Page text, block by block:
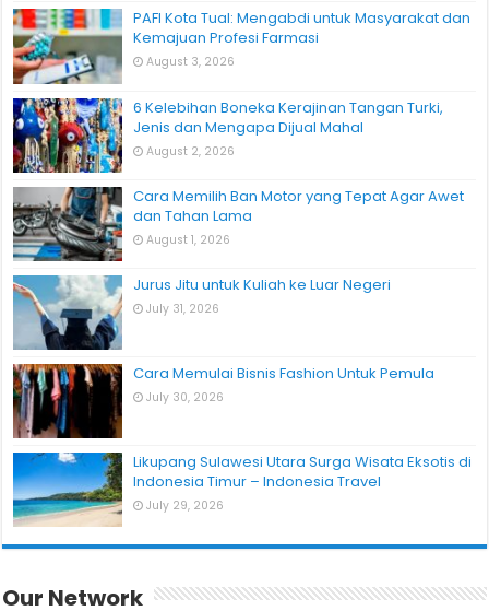
PAFI Kota Tual: Mengabdi untuk Masyarakat dan
Kemajuan Profesi Farmasi
August 3, 2026
6 Kelebihan Boneka Kerajinan Tangan Turki,
Jenis dan Mengapa Dijual Mahal
August 2, 2026
Cara Memilih Ban Motor yang Tepat Agar Awet
dan Tahan Lama
August 1, 2026
Jurus Jitu untuk Kuliah ke Luar Negeri
July 31, 2026
Cara Memulai Bisnis Fashion Untuk Pemula
July 30, 2026
Likupang Sulawesi Utara Surga Wisata Eksotis di
Indonesia Timur – Indonesia Travel
July 29, 2026
Our Network